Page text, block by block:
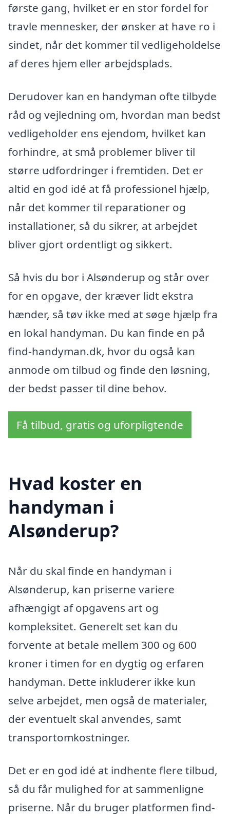
første gang, hvilket er en stor fordel for
travle mennesker, der ønsker at have ro i
sindet, når det kommer til vedligeholdelse
af deres hjem eller arbejdsplads.
Derudover kan en handyman ofte tilbyde
råd og vejledning om, hvordan man bedst
vedligeholder ens ejendom, hvilket kan
forhindre, at små problemer bliver til
større udfordringer i fremtiden. Det er
altid en god idé at få professionel hjælp,
når det kommer til reparationer og
installationer, så du sikrer, at arbejdet
bliver gjort ordentligt og sikkert.
Så hvis du bor i Alsønderup og står over
for en opgave, der kræver lidt ekstra
hænder, så tøv ikke med at søge hjælp fra
en lokal handyman. Du kan finde en på
find-handyman.dk, hvor du også kan
anmode om tilbud og finde den løsning,
der bedst passer til dine behov.
Få tilbud, gratis og uforpligtende
Hvad koster en
handyman i
Alsønderup?
Når du skal finde en handyman i
Alsønderup, kan priserne variere
afhængigt af opgavens art og
kompleksitet. Generelt set kan du
forvente at betale mellem 300 og 600
kroner i timen for en dygtig og erfaren
handyman. Dette inkluderer ikke kun
selve arbejdet, men også de materialer,
der eventuelt skal anvendes, samt
transportomkostninger.
Det er en god idé at indhente flere tilbud,
så du får mulighed for at sammenligne
priserne. Når du bruger platformen find-